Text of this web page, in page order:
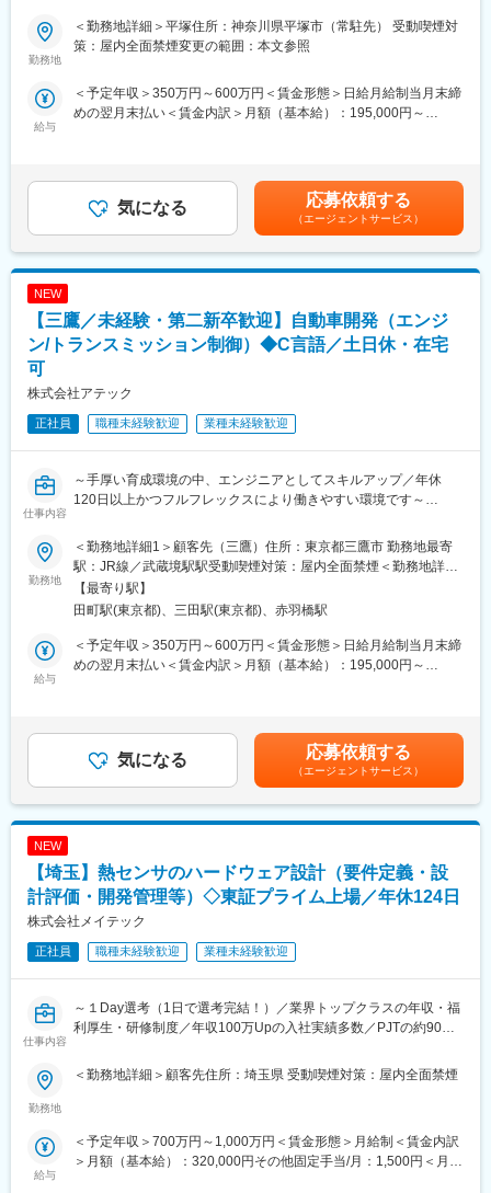
■職場雰囲気：20代の若手エンジニア~50代のベテランエンジニア
ならず他の領域のエンジニアとも活発に議論し合いお互いのレベ
ルアップを図れる環境です。また、ワークライフバランスを尊重
変更の範囲：会社の定める業務
■担当業務：
・自動車に使用されるレーダーの制御ソフト開発業務をお任せし
ます。
■業務の詳細：担当いただく業務は、主に下記の通りです。
・先進運転支援システム（ADAS）のソフトウェア開発
【変更の範囲：会社の定める業務】
■教育体制
「エンジニアを第一に考え、大切にする会社をつくること」を目
的に設立された当社は、教育に非常に力をいれております。
“アテックO/S”と呼ばれる人材育成制度を導入しており、上司の評
価や顧客アンケートを基に1年単位で目標を設定する目標管理制度
を導入。その達成を支援するために、初級・中級に分けて行う技
プレゼン力、論理的思考力、ビジネスマナー等の人間力向上研
修、品質管理や機密管理、安全衛生等の意識向上研修にも重きを
置いています。
■キャリアパス：
・当社の教育を通して、自動車に関わる品質保証だけでなく、ご
興味に合わせて幅広いキャリアを歩むこともできます。定期で実
されております。ご面接内でもフランクにお話いただければと思
います。
※1プロジェクトに10年以上長く携わる社員も在籍しております。
手掛けている領域は、自動車分野が8割ほどを占めます。内容とし
ては、パワートレインやモーター、ブレーキ、メーター、HVイン
手パーツメーカーを網羅しているほか、大手の電機／機械メーカ
ー、SIerが顔を揃えております。
※車載ソフトウェア標準化規格である「AUTOSAR」のアソシエイ
トパートナーに2019年に参画し、注力事業としています。
勤務地
＜勤務地詳細＞平塚住所：神奈川県平塚市（常駐先） 受動喫煙対
策：屋内全面禁煙変更の範囲：本文参照
給与
＜予定年収＞350万円～600万円＜賃金形態＞日給月給制当月末締
めの翌月末払い＜賃金内訳＞月額（基本給）：195,000円～
ん。（残業代は別途全額支給）■昇給：1回／年(4月)■賞与：2回／
年(7月、12月) 過去実績4か月分■年収例：500万円（30歳）594
万円（33歳）740万円（41歳）賃金はあくまでも目安の金額であ
り、選考を通じて上下する可能性があります。月給(月額)は固定手
当を含めた表記です。
気になる 応募依頼する
（エージェントサービス）
NEW
【三鷹／未経験・第二新卒歓迎】自動車開発（エンジ
ン/トランスミッション制御）◆C言語／土日休・在宅
可
株式会社アテック
正社員 職種未経験歓迎 業種未経験歓迎
仕事内容
～手厚い育成環境の中、エンジニアとしてスキルアップ／年休
120日以上かつフルフレックスにより働きやすい環境です～
■担当業務：
・大手自動車メーカーのエンジン/トランスミッション制御開発を
お任せします。
■業務の詳細：
・制御開発
・要求分析/影響分析
・仕様書作成（Simulinkモデル仕様書を作成）
・マニュアル関連業務
・発注管理業務／準備確認
・進捗状況確認
■教育体制
「エンジニアを第一に考え、大切にする会社をつくること」を目
的に設立された当社は、教育に非常に力をいれています。
採用HP：https://www.atec-recruit.jp/education/
を導入。その達成を支援するために、初級・中級に分けて行う技
術研修やマネジメント研修はもちろん、コミュニケーション力や
修、品質管理や機密管理、安全衛生等の意識向上研修にも重きを
・当社の教育を通して、自動車に関わる品質保証だけでなく、ご
興味に合わせて幅広いキャリアを歩むこともできます。定期で実
勤務地
＜勤務地詳細1＞顧客先（三鷹）住所：東京都三鷹市 勤務地最寄
駅：JR線／武蔵境駅駅受動喫煙対策：屋内全面禁煙＜勤務地詳細
2＞東京営業所住所：東京都港区三田三丁目1番4号 Ｎｅｔ1.三田
ビル5階勤務地最寄駅：ＪＲ山手線線／田町駅受動喫煙対策：屋内
む）
【最寄り駅】
田町駅(東京都)、三田駅(東京都)、赤羽橋駅
給与
＜予定年収＞350万円～600万円＜賃金形態＞日給月給制当月末締
めの翌月末払い＜賃金内訳＞月額（基本給）：195,000円～
ん。（残業代は別途全額支給）■昇給：1回／年(4月)■賞与：2回／
年(7月、12月) 過去実績4か月分■年収例：500万円（30歳）594
万円（33歳）740万円（41歳）賃金はあくまでも目安の金額であ
り、選考を通じて上下する可能性があります。月給(月額)は固定手
当を含めた表記です。
気になる 応募依頼する
（エージェントサービス）
NEW
【埼玉】熱センサのハードウェア設計（要件定義・設
計評価・開発管理等）◇東証プライム上場／年休124日
株式会社メイテック
正社員 職種未経験歓迎 業種未経験歓迎
仕事内容
～１Day選考（1日で選考完結！）／業界トップクラスの年収・福
利厚生・研修制度／年収100万Upの入社実績多数／PJTの約90%
6.0％（メーカー平均約9.7%）～
ジニアとして技術を高め続ける】
～転職回数多い方でも歓迎／業界トップの平均年収600万円越え
勤務地
＜勤務地詳細＞顧客先住所：埼玉県 受動喫煙対策：屋内全面禁煙
給与
＜予定年収＞700万円～1,000万円＜賃金形態＞月給制＜賃金内訳
＞月額（基本給）：320,000円その他固定手当/月：1,500円＜月給